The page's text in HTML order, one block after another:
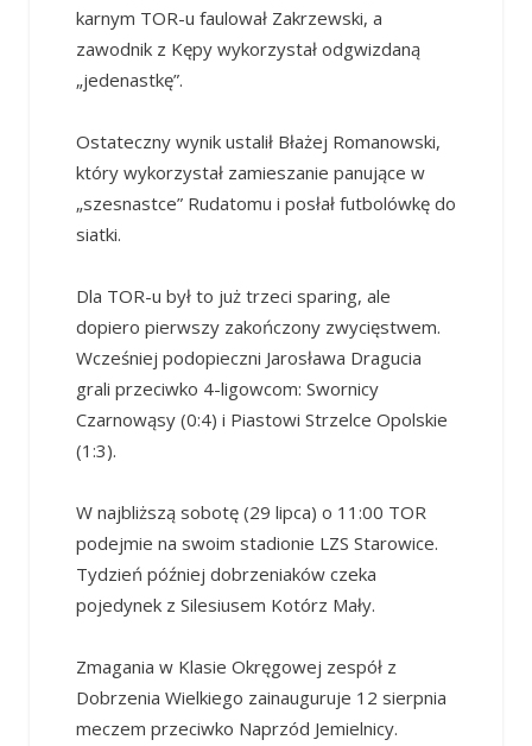
karnym TOR-u faulował Zakrzewski, a
zawodnik z Kępy wykorzystał odgwizdaną
„jedenastkę”.
Ostateczny wynik ustalił Błażej Romanowski,
który wykorzystał zamieszanie panujące w
„szesnastce” Rudatomu i posłał futbolówkę do
siatki.
Dla TOR-u był to już trzeci sparing, ale
dopiero pierwszy zakończony zwycięstwem.
Wcześniej podopieczni Jarosława Dragucia
grali przeciwko 4-ligowcom: Swornicy
Czarnowąsy (0:4) i Piastowi Strzelce Opolskie
(1:3).
W najbliższą sobotę (29 lipca) o 11:00 TOR
podejmie na swoim stadionie LZS Starowice.
Tydzień później dobrzeniaków czeka
pojedynek z Silesiusem Kotórz Mały.
Zmagania w Klasie Okręgowej zespół z
Dobrzenia Wielkiego zainauguruje 12 sierpnia
meczem przeciwko Naprzód Jemielnicy.